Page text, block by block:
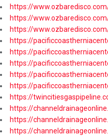
https://
https://
https://
https://
https://
https://
https://
https://
https://
https://
https://
https://